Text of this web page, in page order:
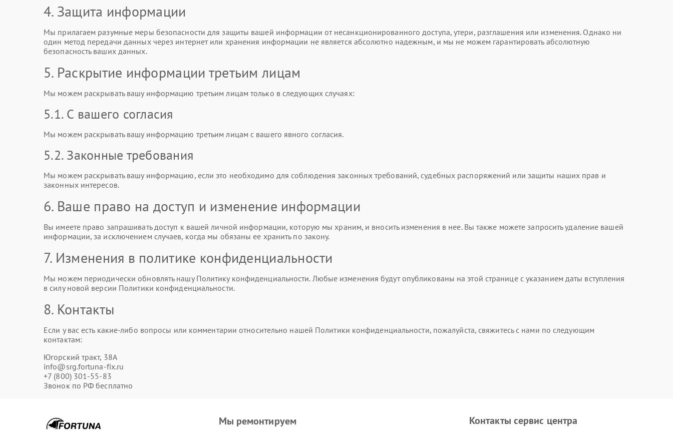
4. Защита информации
Мы прилагаем разумные меры безопасности для защиты вашей информации от несанкционированного доступа, утери, разглашения или изменения. Однако ни
один метод передачи данных через интернет или хранения информации не является абсолютно надежным, и мы не можем гарантировать абсолютную
безопасность ваших данных.
5. Раскрытие информации третьим лицам
Мы можем раскрывать вашу информацию третьим лицам только в следующих случаях:
5.1. С вашего согласия
Мы можем раскрывать вашу информацию третьим лицам с вашего явного согласия.
5.2. Законные требования
Мы можем раскрывать вашу информацию, если это необходимо для соблюдения законных требований, судебных распоряжений или защиты наших прав и
законных интересов.
6. Ваше право на доступ и изменение информации
Вы имеете право запрашивать доступ к вашей личной информации, которую мы храним, и вносить изменения в нее. Вы также можете запросить удаление вашей
информации, за исключением случаев, когда мы обязаны ее хранить по закону.
7. Изменения в политике конфиденциальности
Мы можем периодически обновлять нашу Политику конфиденциальности. Любые изменения будут опубликованы на этой странице с указанием даты вступления
в силу новой версии Политики конфиденциальности.
8. Контакты
Если у вас есть какие-либо вопросы или комментарии относительно нашей Политики конфиденциальности, пожалуйста, свяжитесь с нами по следующим
контактам:
Югорский тракт, 38А
info@srg.fortuna-fix.ru
+7 (800) 301-55-83
Звонок по РФ бесплатно
Мы ремонтируем Контакты сервис центра